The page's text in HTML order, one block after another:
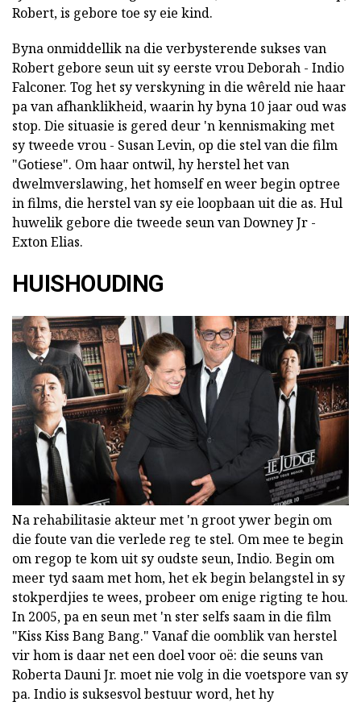
Robert, is gebore toe sy eie kind.
Byna onmiddellik na die verbysterende sukses van
Robert gebore seun uit sy eerste vrou Deborah - Indio
Falconer. Tog het sy verskyning in die wêreld nie haar
pa van afhanklikheid, waarin hy byna 10 jaar oud was
stop. Die situasie is gered deur 'n kennismaking met
sy tweede vrou - Susan Levin, op die stel van die film
"Gotiese". Om haar ontwil, hy herstel het van
dwelmverslawing, het homself en weer begin optree
in films, die herstel van sy eie loopbaan uit die as. Hul
huwelik gebore die tweede seun van Downey Jr -
Exton Elias.
HUISHOUDING
Na rehabilitasie akteur met 'n groot ywer begin om
die foute van die verlede reg te stel. Om mee te begin
om regop te kom uit sy oudste seun, Indio. Begin om
meer tyd saam met hom, het ek begin belangstel in sy
stokperdjies te wees, probeer om enige rigting te hou.
In 2005, pa en seun met 'n ster selfs saam in die film
"Kiss Kiss Bang Bang." Vanaf die oomblik van herstel
vir hom is daar net een doel voor oë: die seuns van
Roberta Dauni Jr. moet nie volg in die voetspore van sy
pa. Indio is suksesvol bestuur word, het hy